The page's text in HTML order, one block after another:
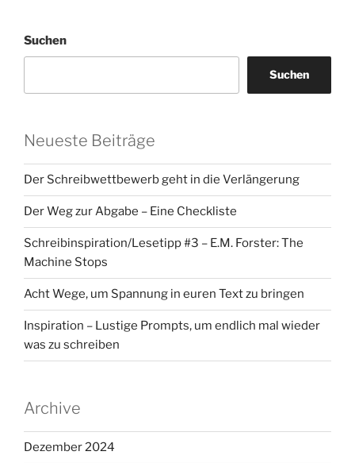
Suchen
Suchen
Neueste Beiträge
Der Schreibwettbewerb geht in die Verlängerung
Der Weg zur Abgabe – Eine Checkliste
Schreibinspiration/Lesetipp #3 – E.M. Forster: The
Machine Stops
Acht Wege, um Spannung in euren Text zu bringen
Inspiration – Lustige Prompts, um endlich mal wieder
was zu schreiben
Archive
Dezember 2024